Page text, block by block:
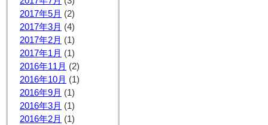
2017年5月 (2)
2017年3月 (4)
2017年2月 (1)
2017年1月 (1)
2016年11月 (2)
2016年10月 (1)
2016年9月 (1)
2016年3月 (1)
2016年2月 (1)